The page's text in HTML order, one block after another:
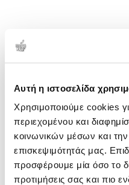
Αυτή η ιστοσελίδα
Χρησιμοποιούμε cookies
περιεχομένου και
κοινωνικών μέσων και
επισκεψιμότητάς μας.
προσφέρουμε μία όσο το
προτιμήσεις σας και πιο